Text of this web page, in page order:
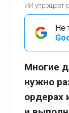
ИИ упрощает
Не
Многие
нужно
ордерах